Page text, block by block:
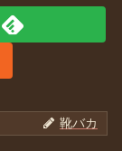
靴バカ